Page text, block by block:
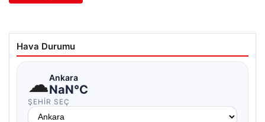
Hava Durumu
☁Ankara
NaN°C
ŞEHIR SEÇ